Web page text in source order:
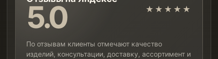
5.0 ★★★★★
По отзывам клиенты отмечают качество
изделий, консультации, доставку, ассортимент и